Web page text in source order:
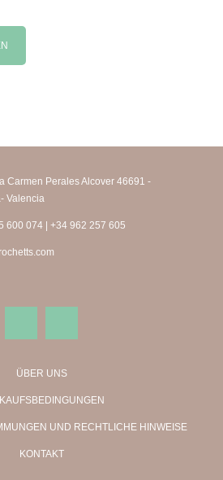
Carmen Perales Alcover 46691 -
Valencia
600 074 | +34 962 257 605
ÜBER UNS
UND RECHTLICHE HINWEISE
KONTAKT